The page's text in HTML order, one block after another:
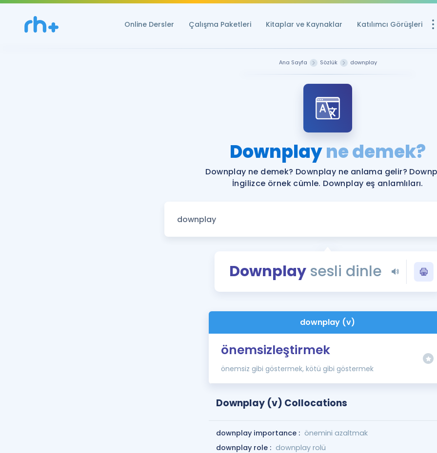
Online Dersler Çalışma Paketleri Kitaplar ve Kaynaklar Katılımcı Görüşleri
YDS ve YÖKDİL
YDS ve YÖKDİL'e
Tüm ÖSYM
YDS - YÖKDİL
İngilizce
Ana Sayfa Sözlük downplay
Downplayne demek?
Downplay ne demek? Downplay ne anlama gelir?
İngilizce örnek cümle. Downplay eş anlamlıları.
Downplaysesli dinle
downplay (v)
önemsizleştirmek
önemsiz gibi göstermek, kötü gibi göstermek
Downplay (v) Collocations
downplay importance : önemini azaltmak
downplay role : downplay rolü